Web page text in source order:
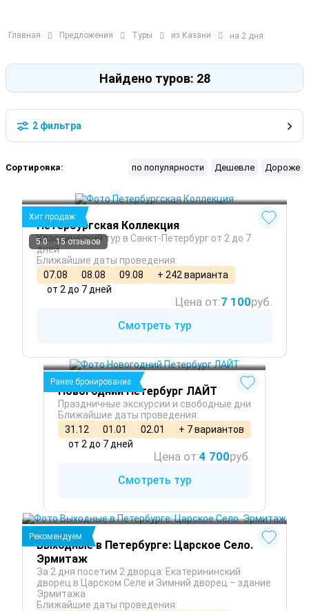
Главная Предложения Туры из Казани на 2 дня
Найдено туров: 28
2 фильтра
Сортировка: по популярности Дешевле Дороже
Санкт-Петербург
Хит продаж
5.0 15 отзывов
Петербургская Коллекция
Классический тур в Санкт-Петербург от 2 до 7
дней
Ближайшие даты проведения:
07.08
08.08 09.08
+ 242 варианта
от 2 до 7 дней
Цена от:7 100руб.
Смотреть тур
Санкт-Петербург
Ранее бронирование
Зима
Новогодний Петербург ЛАЙТ
Праздничные экскурсии и свободные дни
Ближайшие даты проведения:
31.12
01.01 02.01
+ 7 вариантов
от 2 до 7 дней
Цена от:4 700руб.
Смотреть тур
Санкт-Петербург
Рекомендуем
Зима
Осень
Весна
Выходные в Петербурге: Царское Село.
Эрмитаж
За 2 дня посетим 2 дворца: Екатерининский
дворец в Царском Селе и Зимний дворец – здание
Эрмитажа
Ближайшие даты проведения: